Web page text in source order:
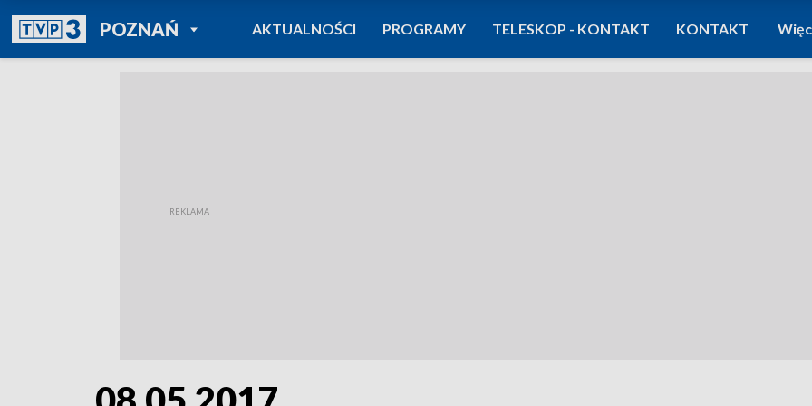
POZNAŃPOWRÓT DO
TVP REGIONY
AKTUALNOŚCI PROGRAMY TELESKOP - KONTAKT KONTAKT